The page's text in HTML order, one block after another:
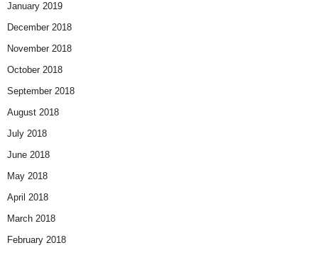
January 2019
December 2018
November 2018
October 2018
September 2018
August 2018
July 2018
June 2018
May 2018
April 2018
March 2018
February 2018